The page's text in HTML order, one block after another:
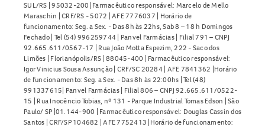
SUL/RS | 95032-200| Farmacêutico responsável: Marcelo de Mello
Maraschin | CRF/RS - 5072 | AFE 7776037 | Horário de
funcionamento: Seg. a Sex. - Das 8h às 22hs, Sab 8 – 18 h Domingos
Fechado | Tel (54) 996259744 | Panvel Farmácias | Filial 791 – CNPJ
92.665.611/0567-17 | Rua João Motta Espezim, 222 - Saco dos
Limões | Florianópolis/RS | 88045-400 | Farmacêutico responsável:
Igor Vinicius Sousa Assunção | CRF/SC 20284 | AFE 7841362 |Horário
de funcionamento: Seg. a Sex. - Das 8h às 22:00hs | Tel (48)
991337615| Panvel Farmácias | Filial 806 – CNPJ 92.665.611/0522-
15 | Rua Inocêncio Tobias, nº 131 - Parque Industrial Tomas Edson | São
Paulo/ SP |01.144-900 | Farmacêutico responsável: Douglas Cassin dos
Santos | CRF/SP 104682 | AFE 7752413 |Horário de funcionamento: